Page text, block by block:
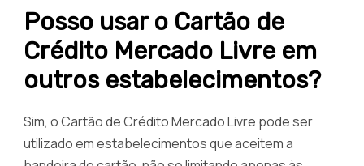
Posso usar o Cartão de
Crédito Mercado Livre em
outros estabelecimentos?
Sim, o Cartão de Crédito Mercado Livre pode ser
utilizado em estabelecimentos que aceitem a